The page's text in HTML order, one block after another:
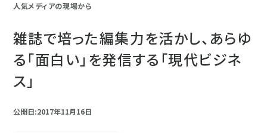
人気メディアの現場から
雑誌で培った編集力を活かし、あらゆ
る「面白い」を発信する「現代ビジネ
ス」
公開日:2017年11月16日